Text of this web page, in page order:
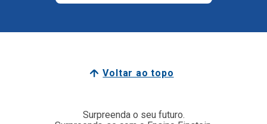
Voltar ao topo
Surpreenda o seu futuro.